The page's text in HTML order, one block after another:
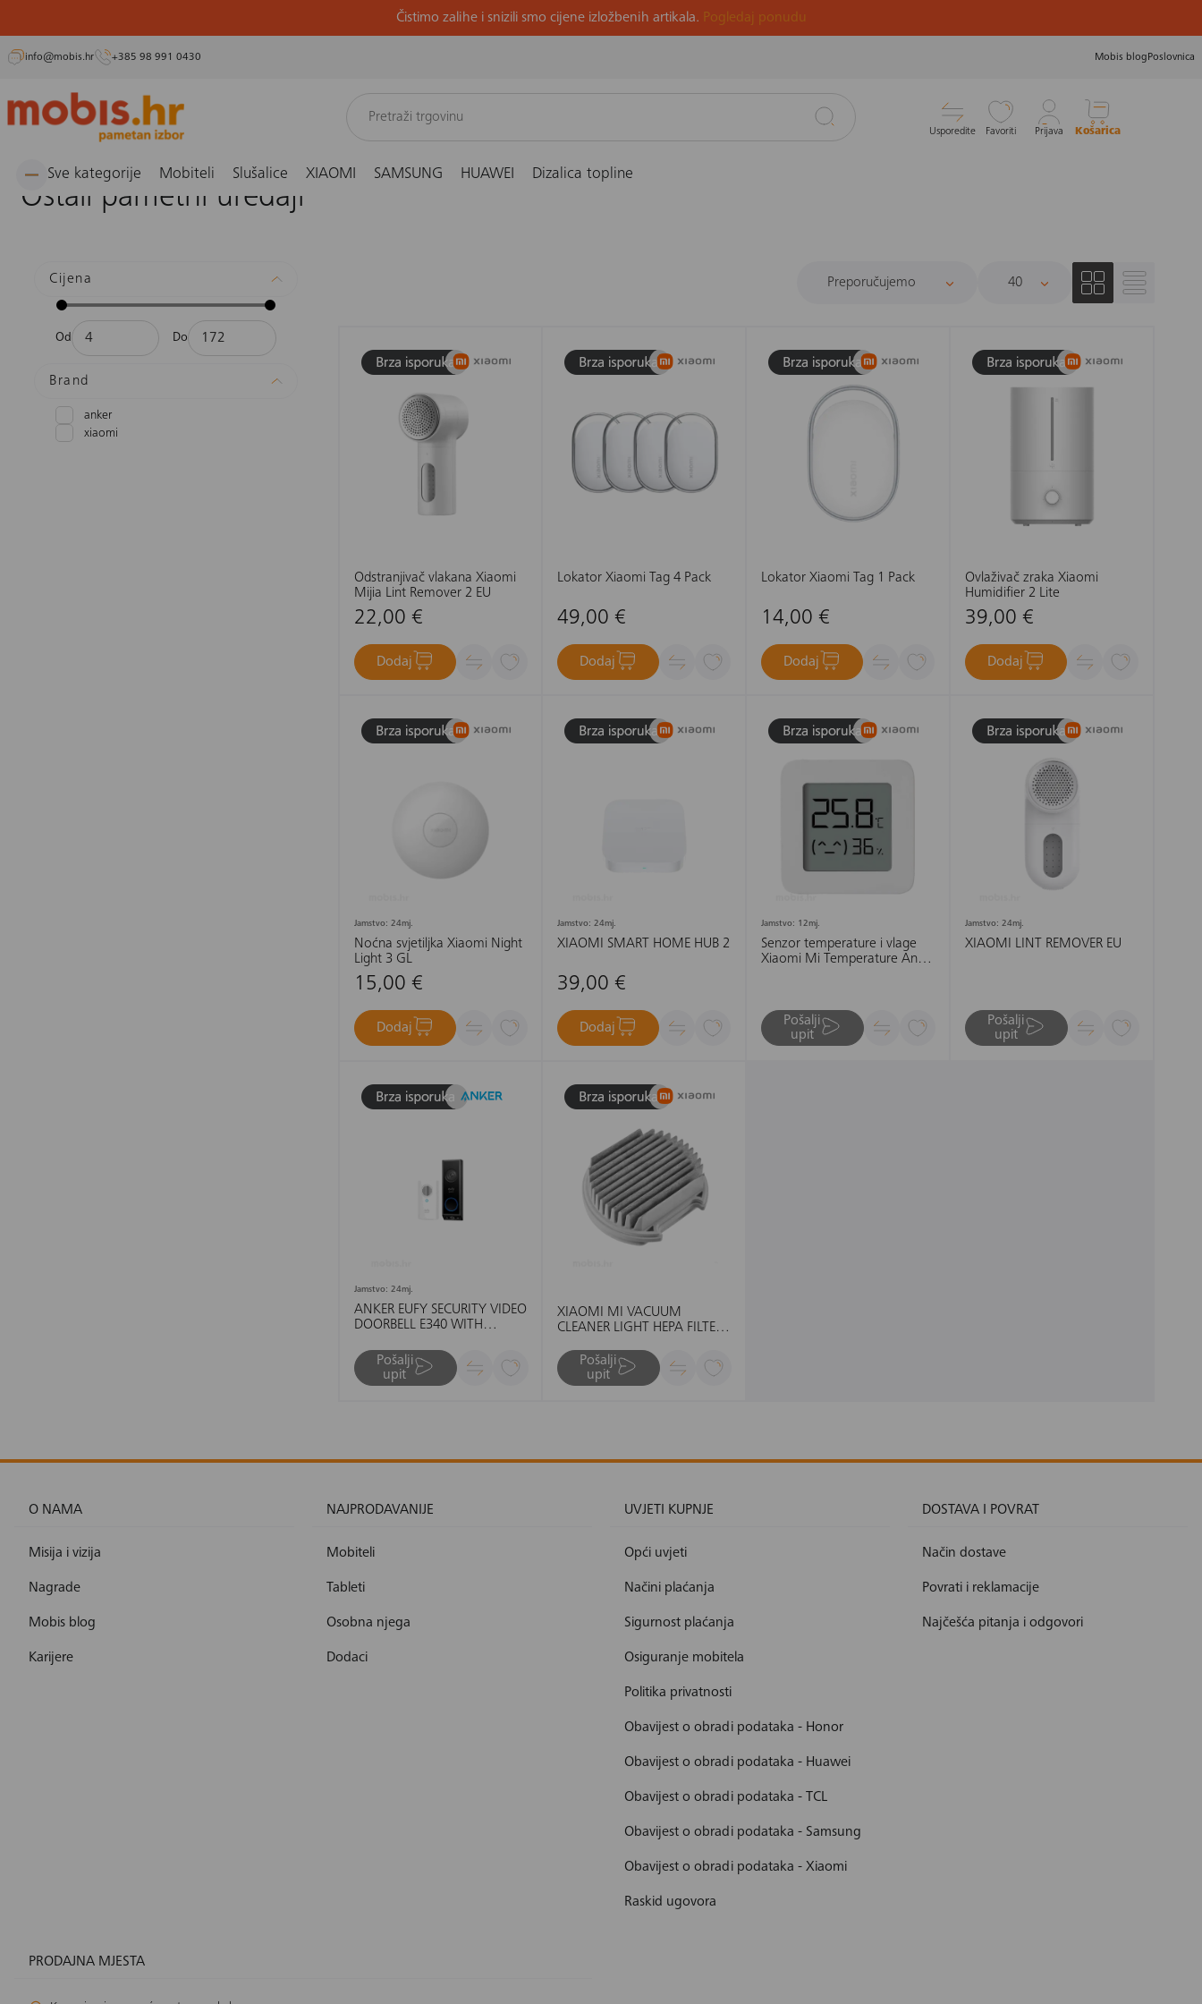
Preskoči
Čistimo zalihe i snizili smo cijene izložbenih artikala. Pogledaj ponudu
info@mobis.hr +385 98 991 0430 Mobis blog Poslovnica
Usporedite Favoriti Prijava Košarica
Sve kategorije Mobiteli Slušalice XIAOMI SAMSUNG HUAWEI Dizalica topline
Smarthome, kućanski aparati i osobna njega
Ostali pametni uređaji
Cijena
Od Do
Brand
anker
xiaomi
Odstranjivač vlakana Xiaomi
Mijia Lint Remover 2 EU
22,00 €
Dodaj
Lokator Xiaomi Tag 4 Pack
49,00 €
Dodaj
Lokator Xiaomi Tag 1 Pack
14,00 €
Dodaj
Ovlaživač zraka Xiaomi
Humidifier 2 Lite
39,00 €
Dodaj
Jamstvo: 24mj.
Noćna svjetiljka Xiaomi Night
Light 3 GL
15,00 €
Dodaj
Jamstvo: 24mj.
XIAOMI SMART HOME HUB 2
39,00 €
Dodaj
Jamstvo: 12mj.
Senzor temperature i vlage
Xiaomi Mi Temperature And
Pošalji
upit
Jamstvo: 24mj.
XIAOMI LINT REMOVER EU
Pošalji
upit
Jamstvo: 24mj.
ANKER EUFY SECURITY VIDEO
DOORBELL E340 WITH
Pošalji
upit
XIAOMI MI VACUUM
CLEANER LIGHT HEPA FILTER
Pošalji
upit
O NAMA
Misija i vizija
Nagrade
Mobis blog
Karijere
NAJPRODAVANIJE
Mobiteli
Tableti
Osobna njega
Dodaci
UVJETI KUPNJE
Opći uvjeti
Načini plaćanja
Sigurnost plaćanja
Osiguranje mobitela
Politika privatnosti
Obavijest o obradi podataka - Honor
Obavijest o obradi podataka - Huawei
Obavijest o obradi podataka - TCL
Obavijest o obradi podataka - Samsung
Obavijest o obradi podataka - Xiaomi
Raskid ugovora
DOSTAVA I POVRAT
Način dostave
Povrati i reklamacije
Najčešća pitanja i odgovori
PRODAJNA MJESTA